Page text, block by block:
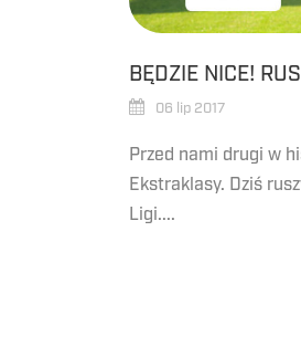
BĘDZIE NICE!
06 lip 2017
Przed nami drugi w
Ekstraklasy. Dziś
Ligi....